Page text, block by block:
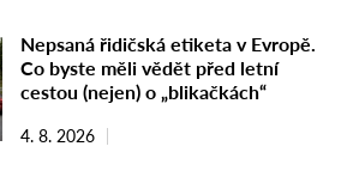
Nepsaná řidičská etiketa v Evropě.
Co byste měli vědět před letní
cestou (nejen) o „blikačkách“
4. 8. 2026